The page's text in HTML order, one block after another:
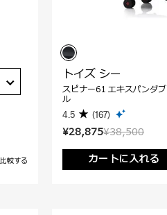
比較する
¥38,500
¥28,875
カートに入れる
トイズ シー
スピナー61 エキスパンダブ
ル
4.5 (167)